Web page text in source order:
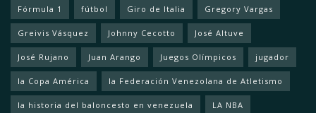
Fórmula 1 fútbol Giro de Italia Gregory Vargas
Greivis Vásquez Johnny Cecotto José Altuve
José Rujano Juan Arango Juegos Olímpicos jugador
la Copa América la Federación Venezolana de Atletismo
la historia del baloncesto en venezuela LA NBA